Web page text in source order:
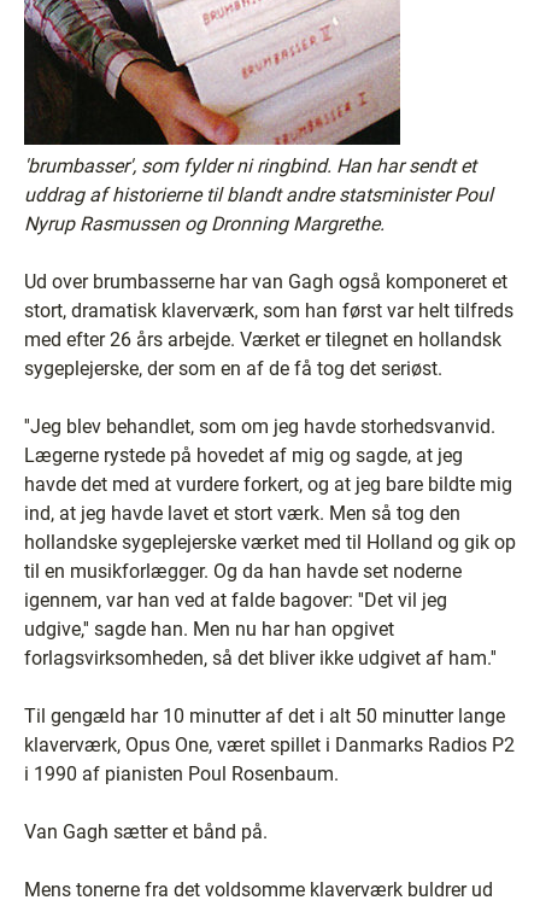
'brumbasser', som fylder ni ringbind. Han har sendt et
uddrag af historierne til blandt andre statsminister Poul
Nyrup Rasmussen og Dronning Margrethe.
Ud over brumbasserne har van Gagh også komponeret et
stort, dramatisk klaverværk, som han først var helt tilfreds
med efter 26 års arbejde. Værket er tilegnet en hollandsk
sygeplejerske, der som en af de få tog det seriøst.
''Jeg blev behandlet, som om jeg havde storhedsvanvid.
Lægerne rystede på hovedet af mig og sagde, at jeg
havde det med at vurdere forkert, og at jeg bare bildte mig
ind, at jeg havde lavet et stort værk. Men så tog den
hollandske sygeplejerske værket med til Holland og gik op
til en musikforlægger. Og da han havde set noderne
igennem, var han ved at falde bagover: ''Det vil jeg
udgive,'' sagde han. Men nu har han opgivet
forlagsvirksomheden, så det bliver ikke udgivet af ham.''
Til gengæld har 10 minutter af det i alt 50 minutter lange
klaverværk, Opus One, været spillet i Danmarks Radios P2
i 1990 af pianisten Poul Rosenbaum.
Van Gagh sætter et bånd på.
Mens tonerne fra det voldsomme klaverværk buldrer ud